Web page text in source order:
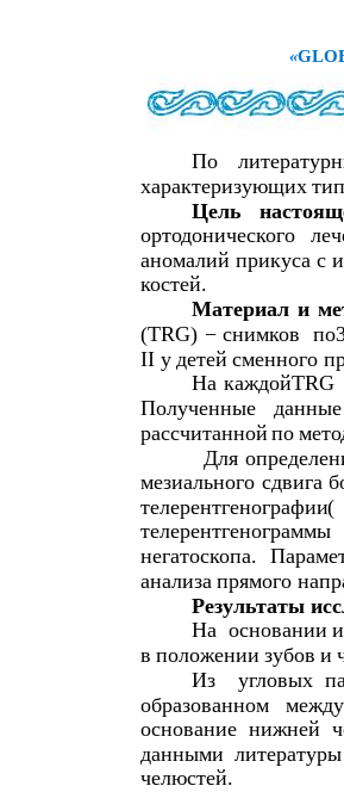
«
По
характеризующих тип
Цель
ортодонического
аномалий прикуса с
костей.
Материал и
(TRG) − снимков по
II у детей сменного
Ha каждойTRG
Полученные
данные
рассчитанной по
Для
мезиального сдвига
телерентгенографии(
телерентгенограммы
негатоскопа.
анализа прямого
Результаты
На основании
в положении зубов и
Из
угловых
образованном
между
основание нижней
данными литературы
челюстей.